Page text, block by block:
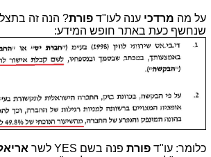
על מה מרדכי ענה לעו"ד פורת? הנה זה
שנחשף כעת באתר חופש המידע:
כלומר: עו"ד פורת פנה בשם YES לשר